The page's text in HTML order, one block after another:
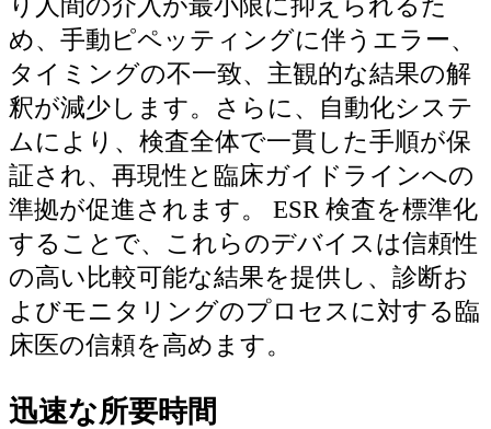
め、手動ピペッティングに伴うエラー、
タイミングの不一致、主観的な結果の解
釈が減少します。さらに、自動化システ
ムにより、検査全体で一貫した手順が保
証され、再現性と臨床ガイドラインへの
準拠が促進されます。 ESR 検査を標準化
することで、これらのデバイスは信頼性
の高い比較可能な結果を​​提供し、診断お
よびモニタリングのプロセスに対する臨
床医の信頼を高めます。
迅速な所要時間